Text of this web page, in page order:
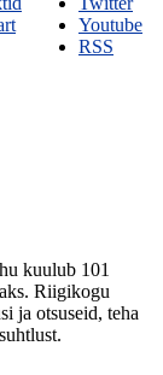
Youtube
RSS
kuulub 101
Riigikogu
ja otsuseid, teha